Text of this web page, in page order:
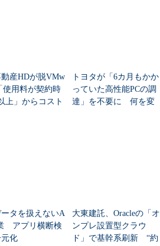
産HDが脱VMw
使用料が契約時
上」からコスト
トヨタが「6カ月もかか
っていた高性能PCの調
達」を不要に 何を変
タを扱えないA
アプリ横断検
化
大東建託、Oracleの「オ
ンプレ設置型クラウ
ド」で基幹系刷新 “約